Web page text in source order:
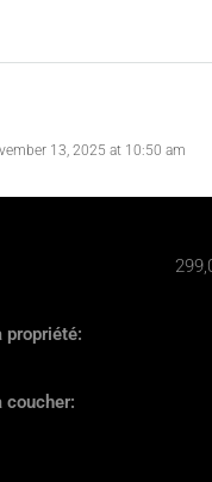
13, 2025 at 10:50 am
propriété:
coucher: